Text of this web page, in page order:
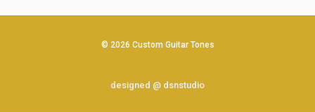
© 2026 Custom Guitar Tones
designed @ dsnstudio